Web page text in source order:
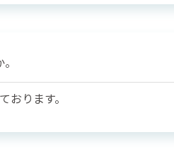
おります。